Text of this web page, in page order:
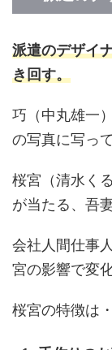
派遣のデザイ
き回す。
巧（中丸雄一
の写真に写っ
桜宮（清水く
が当たる、吾
会社人間仕事
宮の影響で変
桜宮の特徴は